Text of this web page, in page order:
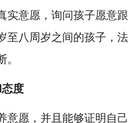
实意愿，询问孩子愿意跟
至八周岁之间的孩子，法
度
意愿，并且能够证明自己